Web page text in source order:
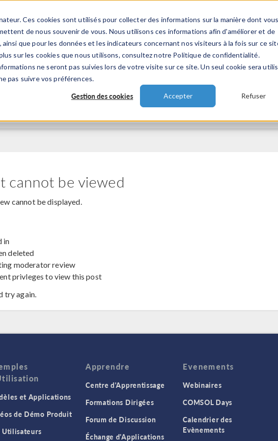
Ces cookies sont utilisés pour collecter des informations sur la manière dont vous
de nous souvenir de vous. Nous utilisons ces informations afin d'améliorer et de
que pour les données et les indicateurs concernant nos visiteurs à la fois sur ce
sur les cookies que nous utilisons, consultez notre Politique de confidentialité.
ne seront pas suivies lors de votre visite sur ce site. Un seul cookie sera
pas suivre vos préférences.
Gestion des cookies Accepter Refuser
PRODUITS INDUSTRIES VIDEOS
cannot be viewed
cannot be displayed.
in
deleted
moderator review
privleges to view this post
try again.
et Applications
de Démo Produit
Utilisateurs
Apprendre
Centre d'Apprentissage
Formations Dirigées
Forum de Discussion
Échange d'Applications
Evenements
Webinaires
COMSOL Days
Calendrier des
Evènements